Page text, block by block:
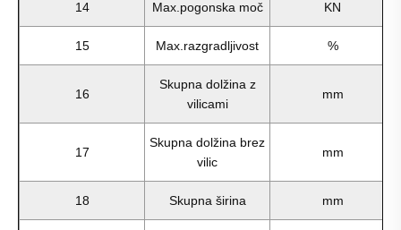
14 Max.pogonska moč KN
15 Max.razgradljivost %
16
Skupna dolžina z
vilicami
mm
17
Skupna dolžina brez
vilic
mm
18 Skupna širina mm